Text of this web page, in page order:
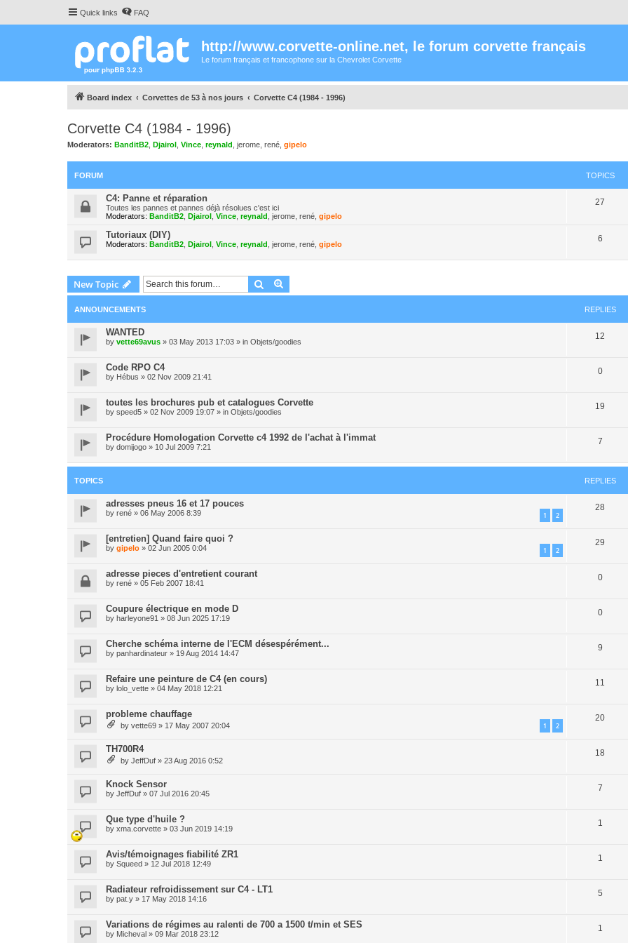
Quick links FAQ
http://www.corvette-online.net, le forum corvette français
Le forum français et francophone sur la Chevrolet Corvette
Board index Corvettes de 53 à nos jours Corvette C4 (1984 - 1996)
Corvette C4 (1984 - 1996)
Moderators: BanditB2 Djairol Vince reynald jerome rené gipelo
FORUM TOPICS
C4: Panne et réparation
Toutes les pannes et pannes déjà résolues c'est ici
Moderators: BanditB2 Djairol Vince reynald jerome rené gipelo
27
Tutoriaux (DIY)
Moderators: BanditB2 Djairol Vince reynald jerome rené gipelo
6
New Topic Search
ANNOUNCEMENTS REPLIES
WANTED
by vette69avus » 03 May 2013 17:03 » in Objets/goodies
12
Code RPO C4
by Hébus » 02 Nov 2009 21:41
0
toutes les brochures pub et catalogues Corvette
by speed5 » 02 Nov 2009 19:07 » in Objets/goodies
19
Procédure Homologation Corvette c4 1992 de l'achat à l'immat
by domijogo » 10 Jul 2009 7:21
7
TOPICS REPLIES
adresses pneus 16 et 17 pouces
by rené » 06 May 2006 8:39 1 2
28
[entretien] Quand faire quoi ?
by gipelo » 02 Jun 2005 0:04 1 2
29
adresse pieces d'entretient courant
by rené » 05 Feb 2007 18:41
0
Coupure électrique en mode D
by harleyone91 » 08 Jun 2025 17:19
0
Cherche schéma interne de l'ECM désespérément...
by panhardinateur » 19 Aug 2014 14:47
9
Refaire une peinture de C4 (en cours)
by lolo_vette » 04 May 2018 12:21
11
probleme chauffage
by vette69 » 17 May 2007 20:04 1 2
20
TH700R4
by JeffDuf » 23 Aug 2016 0:52
18
Knock Sensor
by JeffDuf » 07 Jul 2016 20:45
7
Que type d'huile ?
by xma.corvette » 03 Jun 2019 14:19
1
Avis/témoignages fiabilité ZR1
by Squeed » 12 Jul 2018 12:49
1
Radiateur refroidissement sur C4 - LT1
by pat.y » 17 May 2018 14:16
5
Variations de régimes au ralenti de 700 a 1500 t/min et SES
by Micheval » 09 Mar 2018 23:12
1